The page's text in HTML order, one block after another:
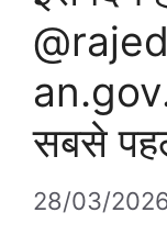
सबसे
28/03/